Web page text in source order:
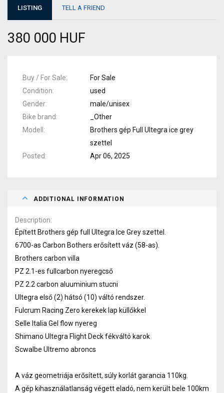
LISTING TELL A FRIEND
380 000 HUF
Buy / For Sale
For Sale
Condition
used
Gender
male/unisex
Bike brand
_Other
Modell
Brothers gép Full Ultegra ice grey
szettel
Posted
Apr 06, 2025
ADDITIONAL INFORMATION
Description
Épített Brothers gép full Ultegra Ice Grey szettel.
6700-as Carbon Bothers erősített váz (58-as).
Brothers carbon villa
PZ 2.1-es fullcarbon nyeregcső
PZ 2.2 carbon aluuminium stucni
Ultegra első (2) hátsó (10) váltó rendszer.
Fulcrum Racing Zero kerekek lap küllőkkel
Selle Italia Gel flow nyereg
Shimano Ultegra Flight Deck fékváltó karok
Scwalbe Ultremo abroncs
A váz geometriája erősített, súly korlát garancia 110kg.
A gép kihasználatlanság végett eladó, nem került bele 100km